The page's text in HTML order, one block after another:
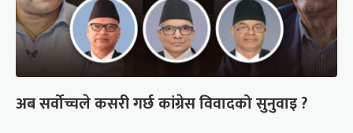
अब सर्वोच्चले कसरी गर्छ कांग्रेस विवादको सुनुवाइ ?